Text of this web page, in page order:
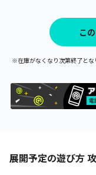
こ
※在庫がなくなり次第終了とな
展開予定の遊び方